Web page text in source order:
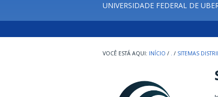
UNIVERSIDADE FEDERAL DE
INÍCIO / . / SITEMAS